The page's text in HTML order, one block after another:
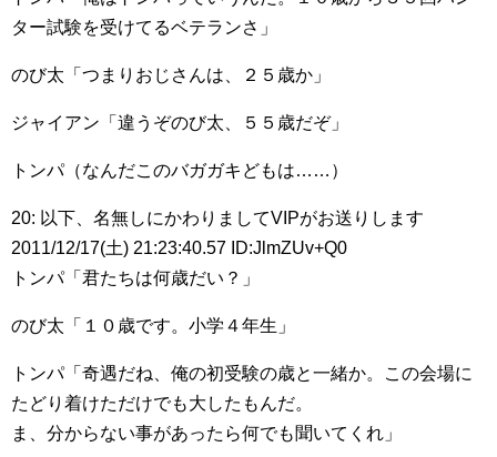
ター試験を受けてるベテランさ」
のび太「つまりおじさんは、２５歳か」
ジャイアン「違うぞのび太、５５歳だぞ」
トンパ（なんだこのバガガキどもは……）
20: 以下、名無しにかわりましてVIPがお送りします
2011/12/17(土) 21:23:40.57 ID:JlmZUv+Q0
トンパ「君たちは何歳だい？」
のび太「１０歳です。小学４年生」
トンパ「奇遇だね、俺の初受験の歳と一緒か。この会場に
たどり着けただけでも大したもんだ。
ま、分からない事があったら何でも聞いてくれ」